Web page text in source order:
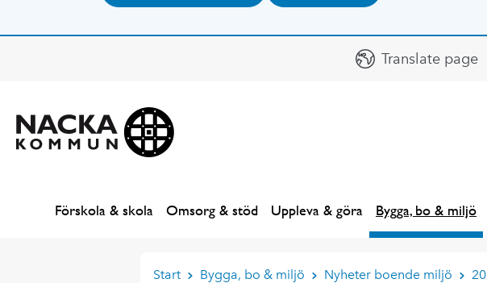
Translate page
Förskola & skola Omsorg & stöd Uppleva & göra Bygga, bo & miljö
Start Bygga, bo & miljö Nyheter boende miljö